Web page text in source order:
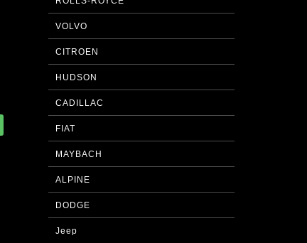
VOLVO
CITROEN
HUDSON
CADILLAC
FIAT
MAYBACH
ALPINE
DODGE
Jeep